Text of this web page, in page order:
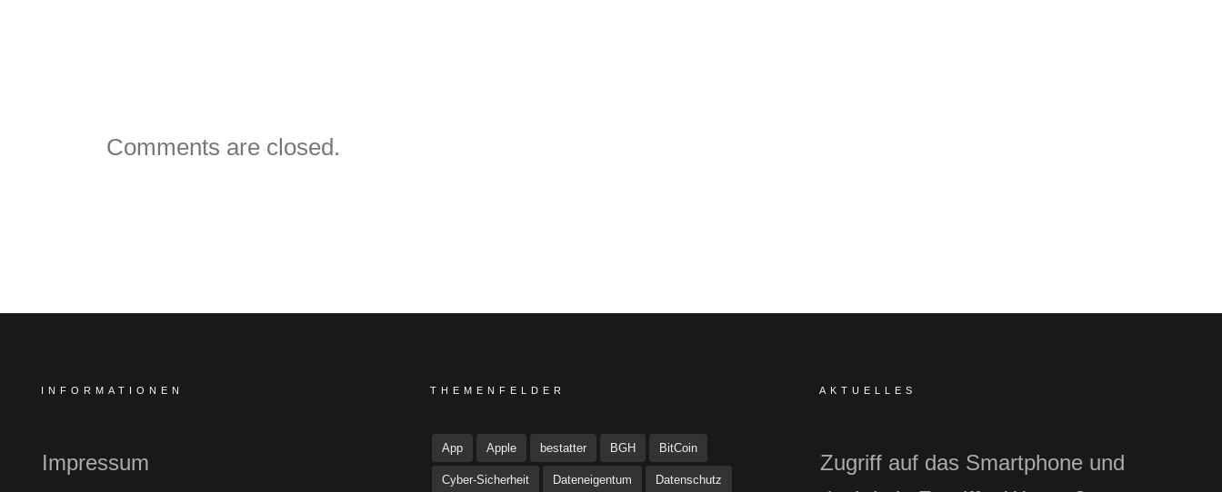
Comments are closed.
INFORMATIONEN
Impressum
THEMENFELDER
App Apple bestatter BGH BitCoin
Cyber-Sicherheit Dateneigentum Datenschutz
AKTUELLES
Zugriff auf das Smartphone und